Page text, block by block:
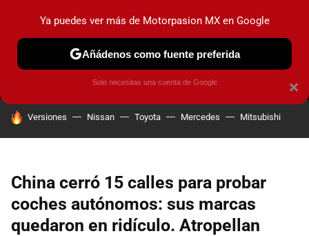
MENÚ NUEVO
INDUSTRIA HOY NO CIRCULA
HOY SE HABLA DE
Versiones Nissan Toyota Mercedes Mitsubishi
China cerró 15 calles para probar
coches autónomos: sus marcas
quedaron en ridículo. Atropellan
×
Ya puedes ver más de Motorpasion MX en Google
Añádenos como fuente preferida
Solo necesitas una cuenta de Google